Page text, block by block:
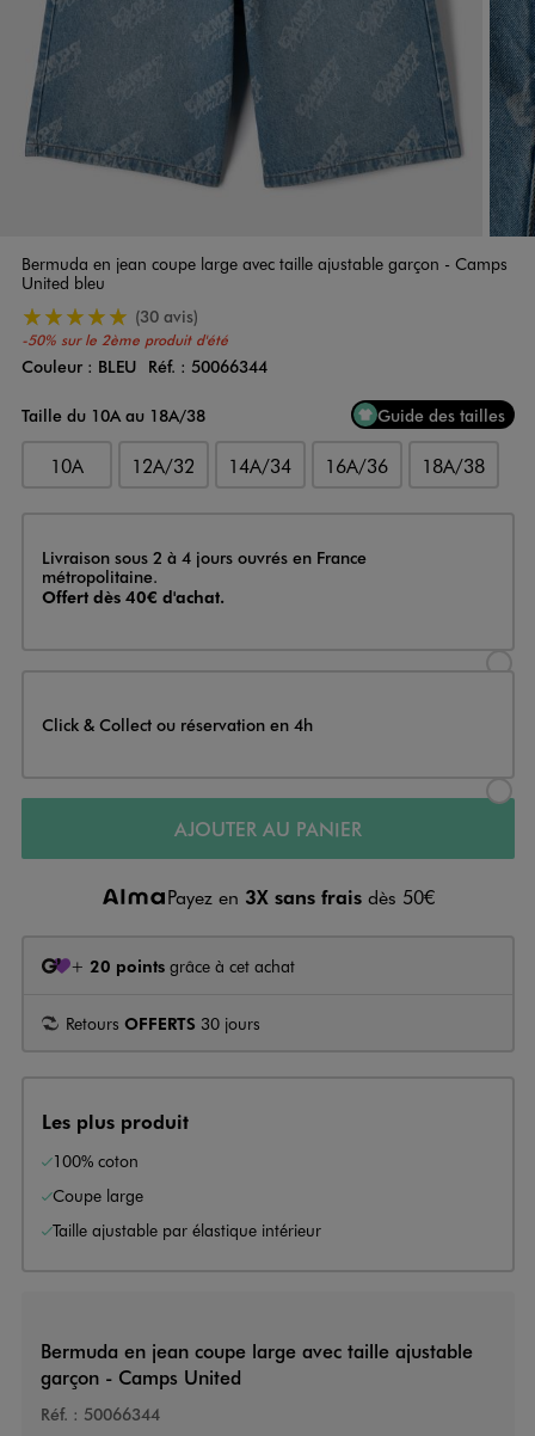
Bermuda en jean coupe large avec taille ajustable garçon - Camps
United bleu
-50% sur le 2ème produit d'été
5/5 de moyenne(30 avis)
Couleur
Couleur : BLEU Réf. : 50066344
Taille du 10A au 18A/38
Guide des tailles
10A 12A/32 14A/34 16A/36 18A/38
Livraison
Livraison sous 2 à 4 jours ouvrés en France
métropolitaine.
Offert dès 40€ d'achat.
Click & Collect ou réservation en 4h
AJOUTER AU PANIER
Payez en 3X sans frais dès 50€
+ 20 points grâce à cet achat
Retours OFFERTS 30 jours
Les plus produit
100% coton
Coupe large
Taille ajustable par élastique intérieur
Bermuda en jean coupe large avec taille ajustable
garçon - Camps United
Réf. : 50066344